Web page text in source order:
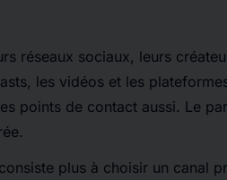
réseaux sociaux, leurs
les vidéos et les
points de contact aussi. Le
plus à choisir un canal